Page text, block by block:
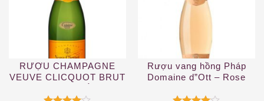
RƯỢU CHAMPAGNE
VEUVE CLICQUOT BRUT
Rượu vang hồng Pháp
Domaine d”Ott – Rose